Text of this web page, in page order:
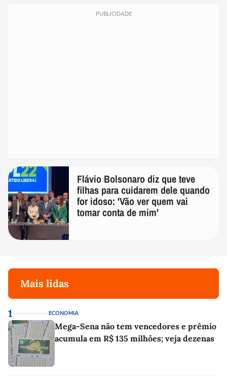
PUBLICIDADE
Flávio Bolsonaro diz que teve
filhas para cuidarem dele quando
for idoso: 'Vão ver quem vai
tomar conta de mim'
Mais lidas
1 ECONOMIA
Mega-Sena não tem vencedores e prêmio
acumula em R$ 135 milhões; veja dezenas